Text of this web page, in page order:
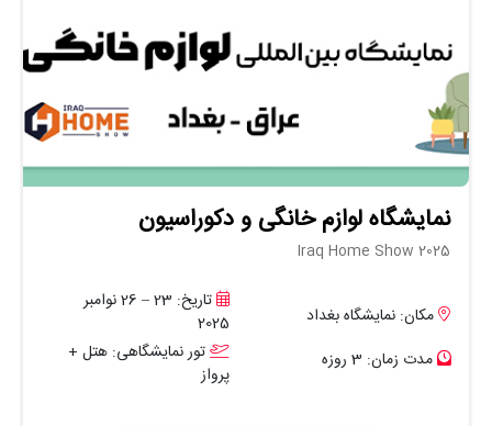
نمایشگاه لوازم خانگی و دکوراسیون
Iraq Home Show 2025
مکان: نمایشگاه بغداد
مدت زمان: 3 روزه
تاریخ: 23 – 26 نوامبر
2025
تور نمایشگاهی: هتل +
پرواز